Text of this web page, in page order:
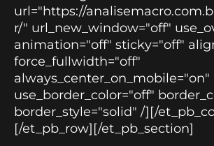
url="https://
r/" url_new_window="off"
animation="off" sticky="off"
force_fullwidth="off"
always_center_on_mobile="on"
use_border_color="off"
border_style="solid" /][/
[/et_pb_row][/et_pb_section]